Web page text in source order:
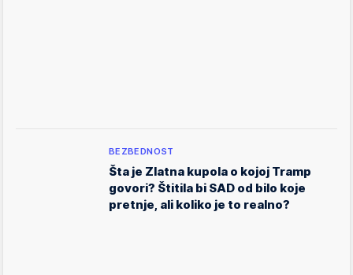
BEZBEDNOST
Šta je Zlatna kupola o kojoj Tramp
govori? Štitila bi SAD od bilo koje
pretnje, ali koliko je to realno?